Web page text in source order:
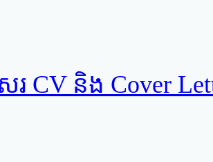
រ​ CV និង Cover